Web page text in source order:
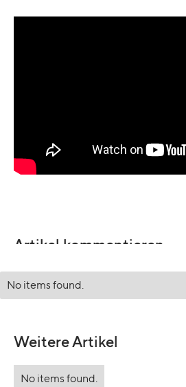
Artikel kommentieren
No items found.
Weitere Artikel
No items found.